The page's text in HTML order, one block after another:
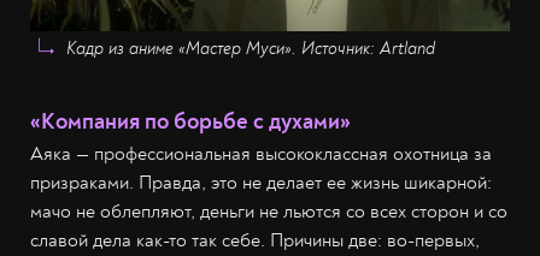
Кадр из аниме «Мастер Муси». Источник: Artland
«Компания по борьбе с духами»
Аяка — профессиональная высококлассная охотница за
призраками. Правда, это не делает ее жизнь шикарной:
мачо не облепляют, деньги не льются со всех сторон и со
славой дела как-то так себе. Причины две: во-первых,